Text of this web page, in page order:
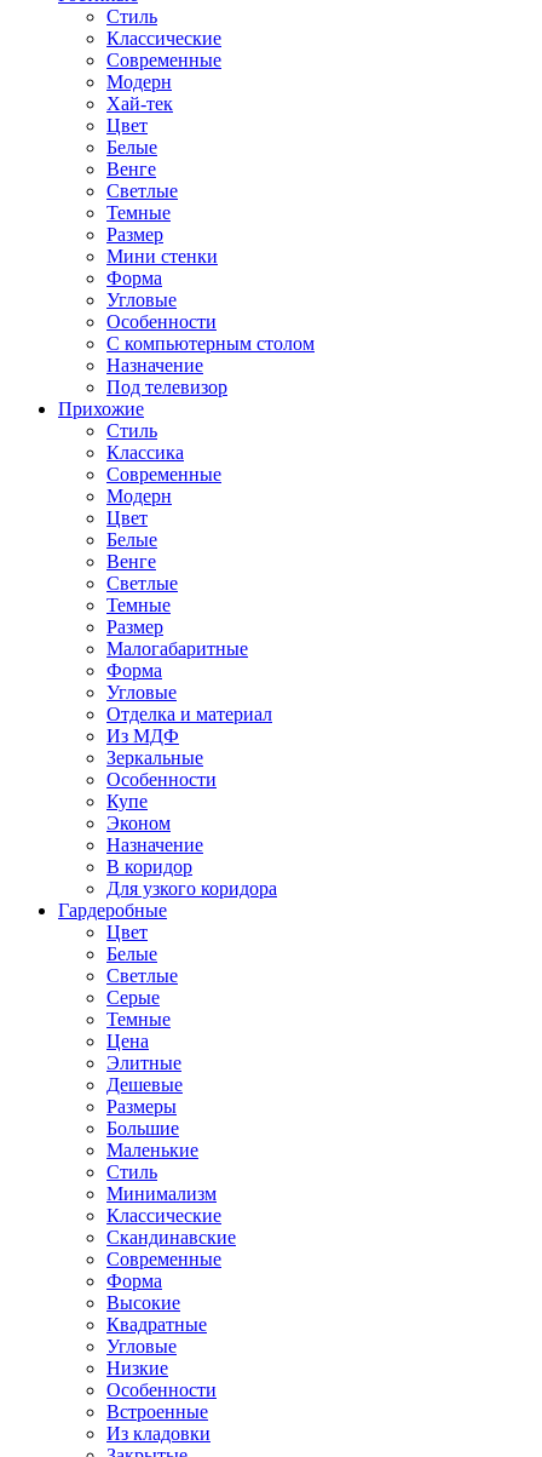
Стиль
Классические
Современные
Модерн
Хай-тек
Цвет
Белые
Венге
Светлые
Темные
Размер
Мини стенки
Форма
Угловые
Особенности
С компьютерным столом
Назначение
Под телевизор
Прихожие
Стиль
Классика
Современные
Модерн
Цвет
Белые
Венге
Светлые
Темные
Размер
Малогабаритные
Форма
Угловые
Отделка и материал
Из МДФ
Зеркальные
Особенности
Купе
Эконом
Назначение
В коридор
Для узкого коридора
Гардеробные
Цвет
Белые
Светлые
Серые
Темные
Цена
Элитные
Дешевые
Размеры
Большие
Маленькие
Стиль
Минимализм
Классические
Скандинавские
Современные
Форма
Высокие
Квадратные
Угловые
Низкие
Особенности
Встроенные
Из кладовки